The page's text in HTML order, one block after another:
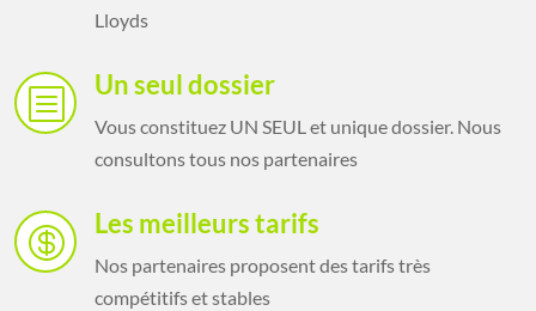
Lloyds
b Un seul dossier
Vous constituez UN SEUL et unique dossier. Nous
consultons tous nos partenaires
 Les meilleurs tarifs
Nos partenaires proposent des tarifs très
compétitifs et stables